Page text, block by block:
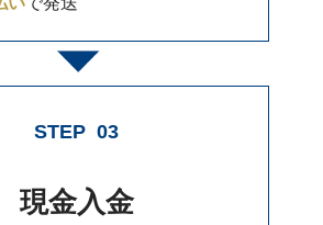
STEP 03
現金入金